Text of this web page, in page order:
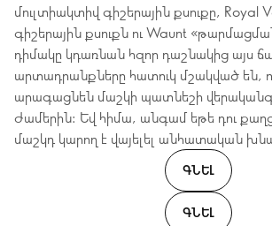
մուլտիակտիվ գիշերային քսուքը, Royal
գիշերային քսուքն ու Waunt
դիմակը կդառնան հզոր դաշնակից այս
արտադրանքները հատուկ մշակված են,
արագացնեն մաշկի պատնեշի
ժամերին: Եվ հիմա, անգամ եթե դու
մաշկդ կարող է վայելել անհատական
ԳՆԵԼ
ԳՆԵԼ